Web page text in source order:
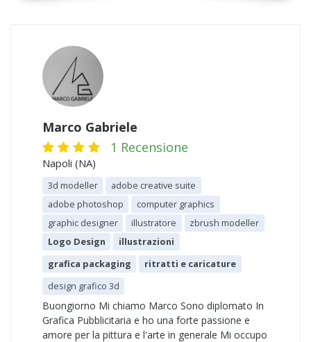
Marco Gabriele
1 Recensione
Napoli (NA)
3d modeller
adobe creative suite
adobe photoshop
computer graphics
graphic designer
illustratore
zbrush modeller
Logo Design
illustrazioni
grafica packaging
ritratti e caricature
design grafico 3d
Buongiorno Mi chiamo Marco Sono diplomato In
Grafica Pubblicitaria e ho una forte passione e
amore per la pittura e l'arte in generale Mi occupo